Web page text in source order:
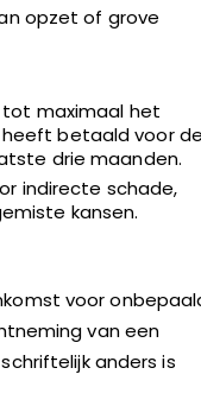
opzet of grove
tot maximaal het
betaald voor
drie maanden.
indirecte schade,
kansen.
voor
van een
anders is